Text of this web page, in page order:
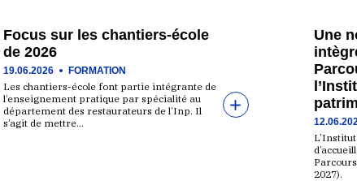
Focus sur les chantiers-école
de 2026
19.06.2026 FORMATION
Les chantiers-école font partie intégrante de
l’enseignement pratique par spécialité au
département des restaurateurs de l’Inp. Il
s’agit de mettre…
Une
2027).